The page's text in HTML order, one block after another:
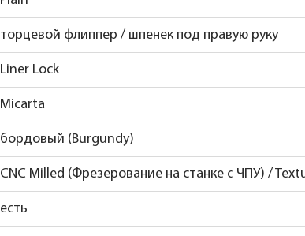
торцевой флиппер / шпенек под правую руку
Liner Lock
Micarta
бордовый (Burgundy)
CNC Milled (Фрезерование на станке с ЧПУ) /
есть